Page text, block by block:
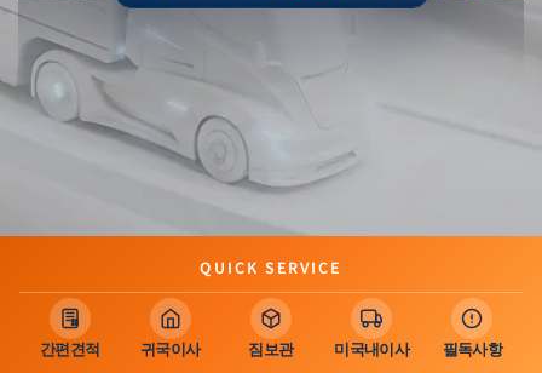
QUICK SERVICE
간편견적 귀국이사 짐보관 미국내이사 필독사항